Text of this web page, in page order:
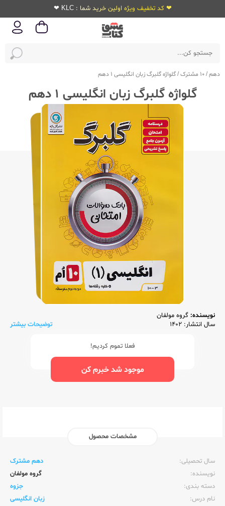
❤ کد تخفیف ویژه اولین خرید شما : KLC ❤
دهم/10 مشترک /گلواژه گلبرگ زبان انگلیسی 1 دهم
گلواژه گلبرگ زبان انگلیسی 1 دهم
نویسنده: گروه مولفان
سال انتشار: 1402
توضیحات بیشتر
فعلا تموم کردیم!
موجود شد خبرم کن
مشخصات محصول
سال تحصیلی:‌
دهم مشترک
نویسنده:‌
گروه مولفان
دسته بندی:
جزوه
نام درس:
زبان انگلیسی